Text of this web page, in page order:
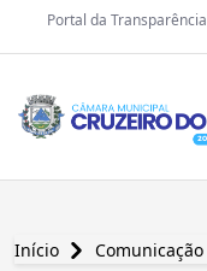
Portal da Transparência
Início Comunicação